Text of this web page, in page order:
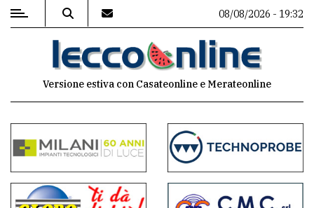
MENU
commenti
Contenuti
del
08/08/2026 - 19:32
Versione estiva con Casateonline e Merateonline